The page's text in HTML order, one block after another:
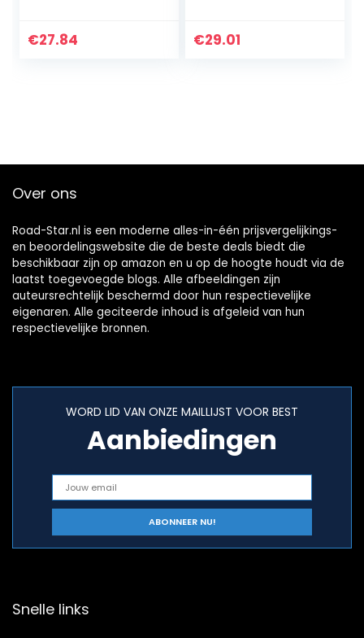
€27.84 €29.01
Over ons
Road-Star.nl is een moderne alles-in-één prijsvergelijkings-
en beoordelingswebsite die de beste deals biedt die
beschikbaar zijn op amazon en u op de hoogte houdt via de
laatst toegevoegde blogs. Alle afbeeldingen zijn
auteursrechtelijk beschermd door hun respectievelijke
eigenaren. Alle geciteerde inhoud is afgeleid van hun
respectievelijke bronnen.
WORD LID VAN ONZE MAILLIJST VOOR BEST
Aanbiedingen
Snelle links